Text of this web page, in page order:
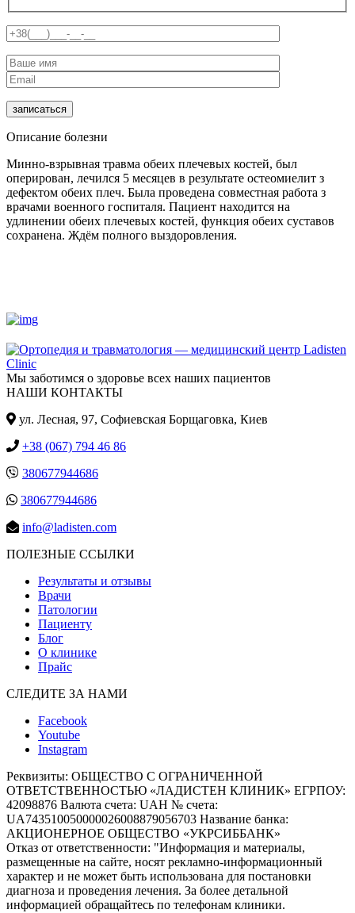
Описание болезни
Минно-взрывная травма обеих плечевых костей, был
оперирован, лечился 5 месяцев в результате остеомиелит з
дефектом обеих плеч. Была проведена совместная работа з
врачами военного госпиталя. Пациент находится на
удлинении обеих плечевых костей, функция обеих суставов
сохранена. Ждём полного выздоровления.
Мы заботимся о здоровье всех наших пациентов
НАШИ КОНТАКТЫ
ул. Лесная, 97, Cофиевская Борщаговка, Киев
+38 (067) 794 46 86
380677944686
380677944686
info@ladisten.com
ПОЛЕЗНЫЕ ССЫЛКИ
Результаты и отзывы
Врачи
Патологии
Пациенту
Блог
О клинике
Прайс
СЛЕДИТЕ ЗА НАМИ
Facebook
Youtube
Instagram
Реквизиты: ОБЩЕСТВО С ОГРАНИЧЕННОЙ
ОТВЕТСТВЕННОСТЬЮ «ЛАДИСТЕН КЛИНИК» ЕГРПОУ:
42098876 Валюта счета: UAH № счета:
UA743510050000026008879056703 Название банка:
АКЦИОНЕРНОЕ ОБЩЕСТВО «УКРСИББАНК»
Отказ от ответственности: "Информация и материалы,
размещенные на сайте, носят рекламно-информационный
характер и не может быть использована для постановки
диагноза и проведения лечения. За более детальной
информацией обращайтесь по телефонам клиники.